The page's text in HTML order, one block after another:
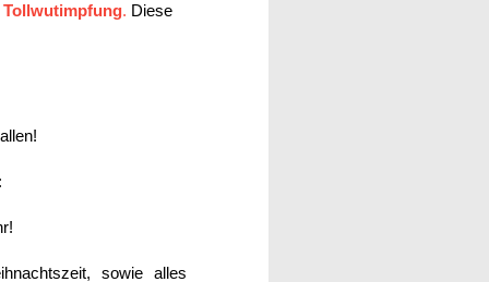
. Diese
sowie alles